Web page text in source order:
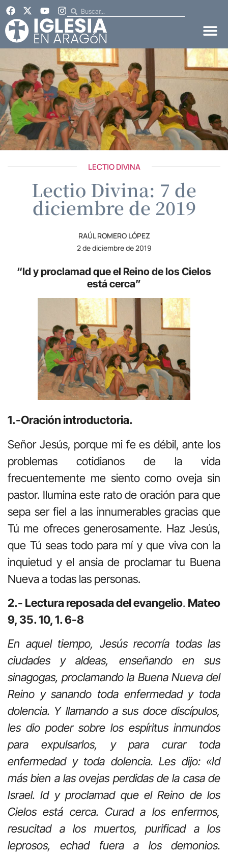
LECTIO DIVINA
Lectio Divina: 7 de
diciembre de 2019
RAÚL ROMERO LÓPEZ
2 de diciembre de 2019
“Id y proclamad que el Reino de los Cielos
está cerca”
1.-Oración introductoria.
Señor Jesús, porque mi fe es débil, ante los
problemas cotidianos de la vida
frecuentemente me siento como oveja sin
pastor. Ilumina este rato de oración para que
sepa ser fiel a las innumerables gracias que
Tú me ofreces generosamente. Haz Jesús,
que Tú seas todo para mí y que viva con la
inquietud y el ansia de proclamar tu Buena
Nueva a todas las personas.
2.- Lectura reposada del evangelio. Mateo
9, 35. 10, 1. 6-8
En aquel tiempo, Jesús recorría todas las
ciudades y aldeas, enseñando en sus
sinagogas, proclamando la Buena Nueva del
Reino y sanando toda enfermedad y toda
dolencia. Y llamando a sus doce discípulos,
les dio poder sobre los espíritus inmundos
para expulsarlos, y para curar toda
enfermedad y toda dolencia. Les dijo: «Id
más bien a las ovejas perdidas de la casa de
Israel. Id y proclamad que el Reino de los
Cielos está cerca. Curad a los enfermos,
resucitad a los muertos, purificad a los
leprosos, echad fuera a los demonios.